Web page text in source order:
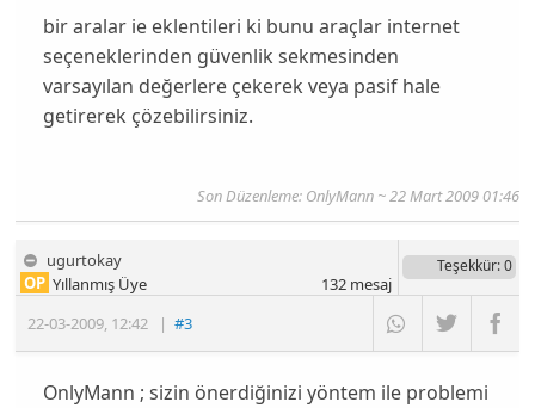
bir aralar ie eklentileri ki bunu araçlar internet
seçeneklerinden güvenlik sekmesinden
varsayılan değerlere çekerek veya pasif hale
getirerek çözebilirsiniz.
Son Düzenleme: OnlyMann ~ 22 Mart 2009 01:46
ugurtokay
22-03-2009 12:42 |#3
OP Yıllanmış Üye
Teşekkür: 0
132mesaj
OnlyMann ; sizin önerdiğinizi yöntem ile problemi